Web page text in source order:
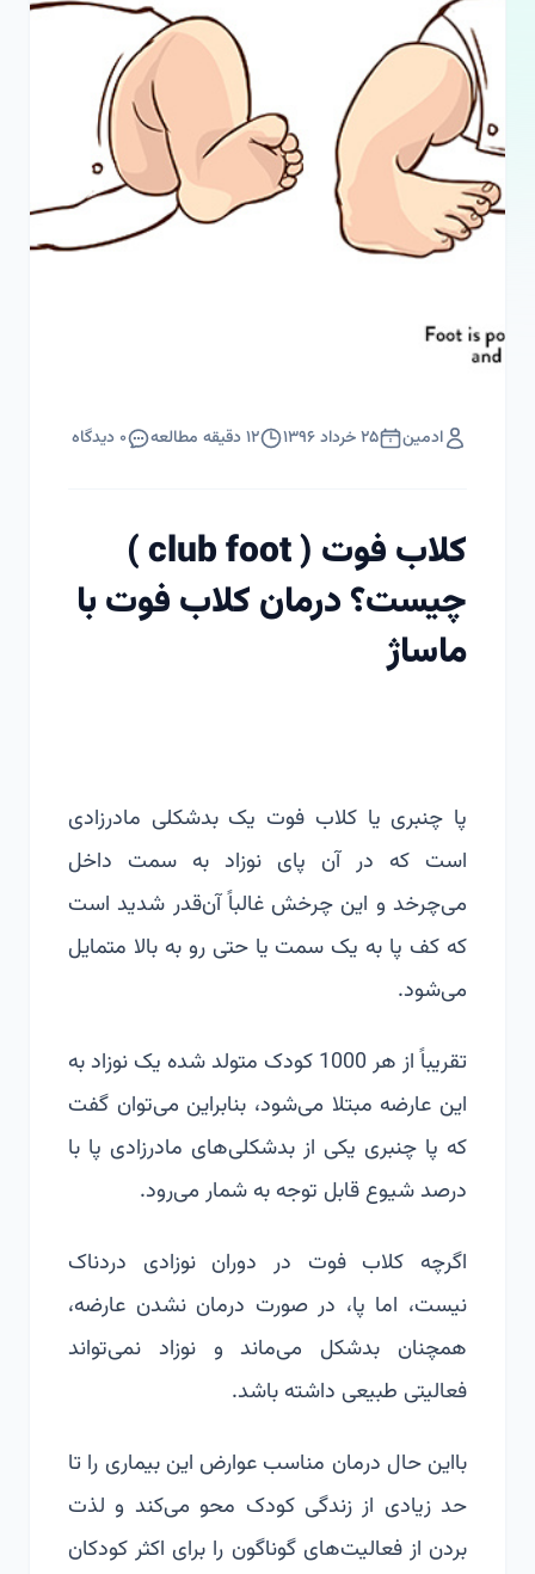
ادمین ۲۵ خرداد ۱۳۹۶ ۱۲ دقیقه مطالعه ۰ دیدگاه
کلاب فوت ( club foot )
چیست؟ درمان کلاب فوت با
ماساژ
پا چنبری یا کلاب فوت یک بدشکلی مادرزادی
است که در آن پای نوزاد به سمت داخل
می‌چرخد و این چرخش غالباً آن‌قدر شدید است
که کف پا به یک سمت یا حتی رو به بالا متمایل
می‌شود.
تقریباً از هر 1000 کودک متولد شده یک نوزاد به
این عارضه مبتلا می‌شود، بنابراین می‌توان گفت
که پا چنبری یکی از بدشکلی‌های مادرزادی پا با
درصد شیوع قابل توجه به شمار می‌رود.
اگرچه کلاب فوت در دوران نوزادی دردناک
نیست، اما پا، در صورت درمان نشدن عارضه،
همچنان بدشکل می‌ماند و نوزاد نمی‌تواند
فعالیتی طبیعی داشته باشد.
بااین حال درمان مناسب عوارض این بیماری را تا
حد زیادی از زندگی کودک محو می‌کند و لذت
بردن از فعالیت‌های گوناگون را برای اکثر کودکان